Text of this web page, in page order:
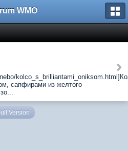
WMO
сапфирами из желтого
Version